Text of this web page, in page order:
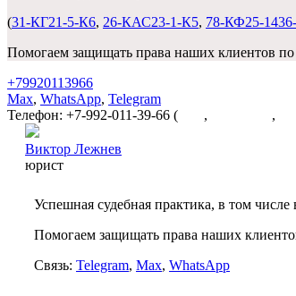
(31-КГ21-5-К6, 26-КАС23-1-К5, 78-КФ25-
Помогаем защищать права наших клиентов по
+79920113966
Max, WhatsApp, Telegram
Телефон: +7-992-011-39-66 (
, ,
Виктор Лежнев
юрист
Успешная судебная практика, в том
Помогаем защищать права наших
Связь: Telegram, Max, WhatsApp